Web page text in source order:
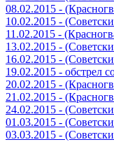
08.02.2015 -
10.02.2015 -
11.02.2015 -
13.02.2015 -
16.02.2015 -
19.02.2015 - обстрел
20.02.2015 -
21.02.2015 -
24.02.2015 -
01.03.2015 -
03.03.2015 -